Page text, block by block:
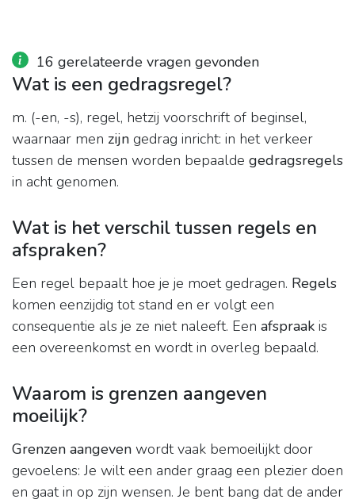
16 gerelateerde vragen gevonden
Wat is een gedragsregel?
m. (-en, -s), regel, hetzij voorschrift of beginsel,
waarnaar men zijn gedrag inricht: in het verkeer
tussen de mensen worden bepaalde gedragsregels
in acht genomen.
Wat is het verschil tussen regels en
afspraken?
Een regel bepaalt hoe je je moet gedragen. Regels
komen eenzijdig tot stand en er volgt een
consequentie als je ze niet naleeft. Een afspraak is
een overeenkomst en wordt in overleg bepaald.
Waarom is grenzen aangeven
moeilijk?
Grenzen aangeven wordt vaak bemoeilijkt door
gevoelens: Je wilt een ander graag een plezier doen
en gaat in op zijn wensen. Je bent bang dat de ander